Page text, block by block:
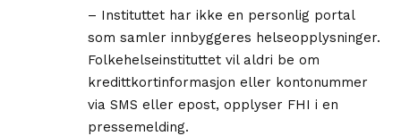
– Instituttet har ikke en personlig portal
som samler innbyggeres helseopplysninger.
Folkehelseinstituttet vil aldri be om
kredittkortinformasjon eller kontonummer
via SMS eller epost, opplyser FHI i en
pressemelding.